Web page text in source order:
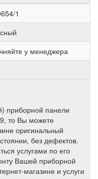
1
у менеджера
приборной панели
то Вы можете
оригинальный
без дефектов.
услугами по его
Вашей приборной
магазине и услуги